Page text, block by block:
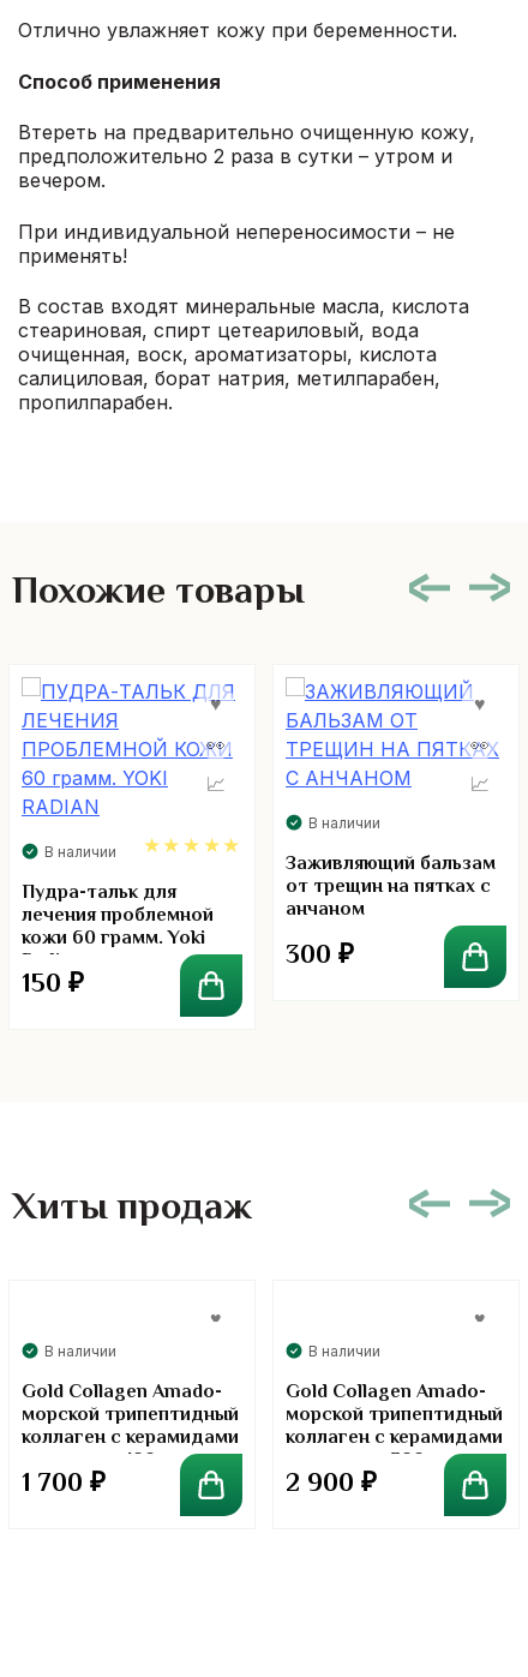
Отлично увлажняет кожу при беременности.
Способ применения
Втереть на предварительно очищенную кожу,
предположительно 2 раза в сутки – утром и
вечером.
При индивидуальной непереносимости – не
применять!
В состав входят минеральные масла, кислота
стеариновая, спирт цетеариловый, вода
очищенная, воск, ароматизаторы, кислота
салициловая, борат натрия, метилпарабен,
пропилпарабен.
Похожие товары
В наличии
5.00
Пудра-тальк для
лечения проблемной
кожи 60 грамм. Yoki
Radian
150 ₽
В наличии
Заживляющий бальзам
от трещин на пятках с
анчаном
300 ₽
Хиты продаж
В наличии
Gold Collagen Amado-
морской трипептидный
коллаген с керамидами
в порошке. 100 грамм
1 700 ₽
В наличии
Gold Collagen Amado-
морской трипептидный
коллаген с керамидами
в порошке. 300 грамм
2 900 ₽